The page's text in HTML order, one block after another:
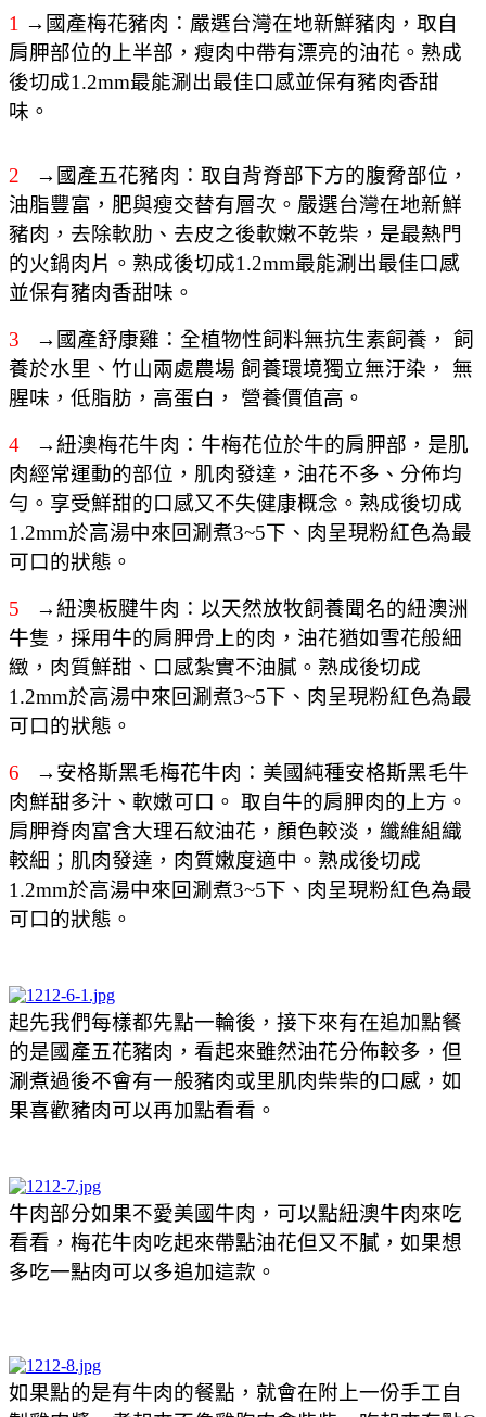
1 →國產梅花豬肉：嚴選台灣在地新鮮豬肉，取自
肩胛部位的上半部，瘦肉中帶有漂亮的油花。熟成
後切成1.2mm最能涮出最佳口感並保有豬肉香甜
味。
2
→國產五花豬肉：取自背脊部下方的腹脅部位，
油脂豐富，肥與瘦交替有層次。嚴選台灣在地新鮮
豬肉，去除軟肋、去皮之後軟嫩不乾柴，是最熱門
的火鍋肉片。熟成後切成1.2mm最能涮出最佳口感
並保有豬肉香甜味。
3
→國產舒康雞：全植物性飼料無抗生素飼養， 飼
養於水里、竹山兩處農場 飼養環境獨立無汙染， 無
腥味，低脂肪，高蛋白， 營養價值高。
4
→紐澳梅花牛肉：牛梅花位於牛的肩胛部，是肌
肉經常運動的部位，肌肉發達，油花不多、分佈均
勻。享受鮮甜的口感又不失健康概念。熟成後切成
1.2mm於高湯中來回涮煮3~5下、肉呈現粉紅色為最
可口的狀態。
5
→紐澳板腱牛肉：以天然放牧飼養聞名的紐澳洲
牛隻，採用牛的肩胛骨上的肉，油花猶如雪花般細
緻，肉質鮮甜、口感紮實不油膩。熟成後切成
1.2mm於高湯中來回涮煮3~5下、肉呈現粉紅色為最
可口的狀態。
6
→安格斯黑毛梅花牛肉：美國純種安格斯黑毛牛
肉鮮甜多汁、軟嫩可口。 取自牛的肩胛肉的上方。
肩胛脊肉富含大理石紋油花，顏色較淡，纖維組織
較細；肌肉發達，肉質嫩度適中。熟成後切成
1.2mm於高湯中來回涮煮3~5下、肉呈現粉紅色為最
可口的狀態。
起先我們每樣都先點一輪後，接下來有在追加點餐
的是國產五花豬肉，看起來雖然油花分佈較多，但
涮煮過後不會有一般豬肉或里肌肉柴柴的口感，如
果喜歡豬肉可以再加點看看。
牛肉部分如果不愛美國牛肉，可以點紐澳牛肉來吃
看看， 梅花牛肉吃起來帶點油花但又不膩，如果想
多吃一點肉可以多追加這款。
如果點的是有牛肉的餐點，就會在附上一份手工自